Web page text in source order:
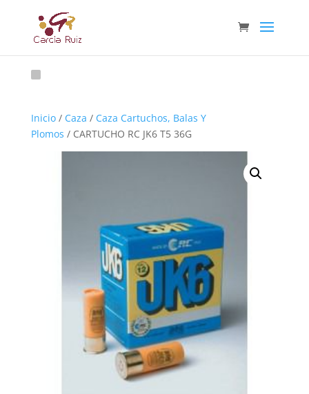
Inicio/ Caza / Caza Cartuchos, Balas Y
Plomos / CARTUCHO RC JK6 T5 36G